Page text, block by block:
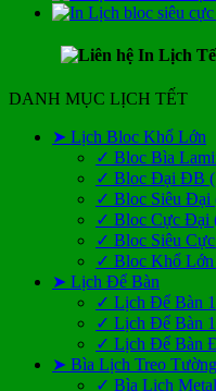
DANH MỤC LỊCH TẾT
➤ Lịch Bloc Khổ Lớn
✓ Bloc Bìa
✓ Bloc Đại ĐB
✓ Bloc Siêu Đại
✓ Bloc Cực Đại
✓ Bloc Siêu
✓ Bloc Khổ Lớn
➤ Lịch Để Bàn
✓ Lịch Để Bàn
✓ Lịch Để Bàn
✓ Lịch Để Bàn
➤ Bìa Lịch Treo Tường
✓ Bìa Lịch